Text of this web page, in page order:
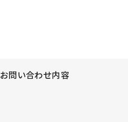
お問い合わせ内容